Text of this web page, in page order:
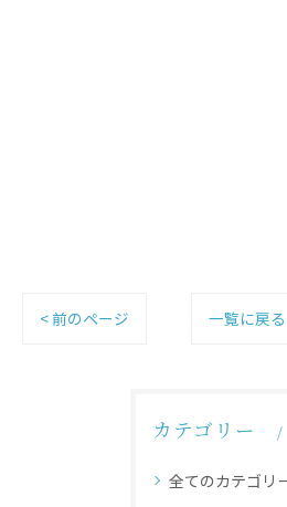
< 前のページ 一覧に戻る
カテゴリー
全てのカテゴリ